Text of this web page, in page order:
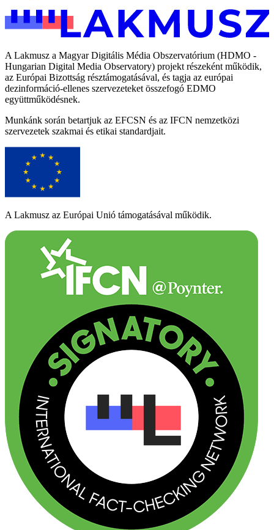
A Lakmusz a Magyar Digitális Média Obszervatórium (HDMO -
Hungarian Digital Media Observatory) projekt részeként működik,
az Európai Bizottság résztámogatásával, és tagja az európai
dezinformáció-ellenes szervezeteket összefogó EDMO
együttműködésnek.
Munkánk során betartjuk az EFCSN és az IFCN nemzetközi
szervezetek szakmai és etikai standardjait.
A Lakmusz az Európai Unió támogatásával működik.